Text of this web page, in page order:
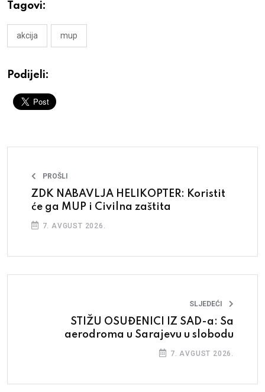
Tagovi:
akcija mup
Podijeli:
PROŠLI
ZDK NABAVLJA HELIKOPTER: Koristit
će ga MUP i Civilna zaštita
7. AVGUST 2026.
SLJEDEĆI
STIŽU OSUĐENICI IZ SAD-a: Sa
aerodroma u Sarajevu u slobodu
7. AVGUST 2026.